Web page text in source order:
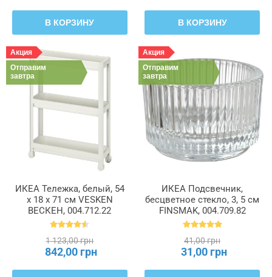
В КОРЗИНУ В КОРЗИНУ
Акция
Отправим
завтра
ИКЕА Тележка, белый, 54
x 18 x 71 см VESKEN
ВЕСКЕН, 004.712.22
1 123,00 грн
842,00 грн
Акция
Отправим
завтра
ИКЕА Подсвечник,
бесцветное стекло, 3, 5 см
FINSMAK, 004.709.82
41,00 грн
31,00 грн